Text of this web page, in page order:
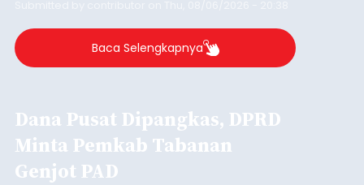
Baca Selengkapnya
Dana Pusat Dipangkas, DPRD
Minta Pemkab Tabanan
Genjot PAD